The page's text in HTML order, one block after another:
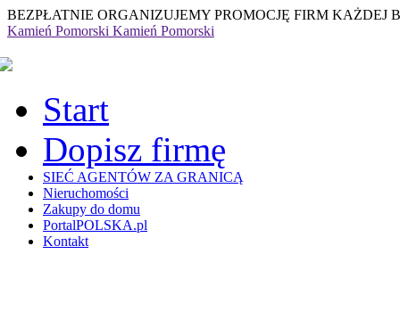
BEZPŁATNIE ORGANIZUJEMY PROMOCJĘ FIRM KAŻDEJ
Kamień Pomorski Kamień Pomorski
Start
Dopisz firmę
SIEĆ AGENTÓW ZA GRANICĄ
Nieruchomości
Zakupy do domu
PortalPOLSKA.pl
Kontakt